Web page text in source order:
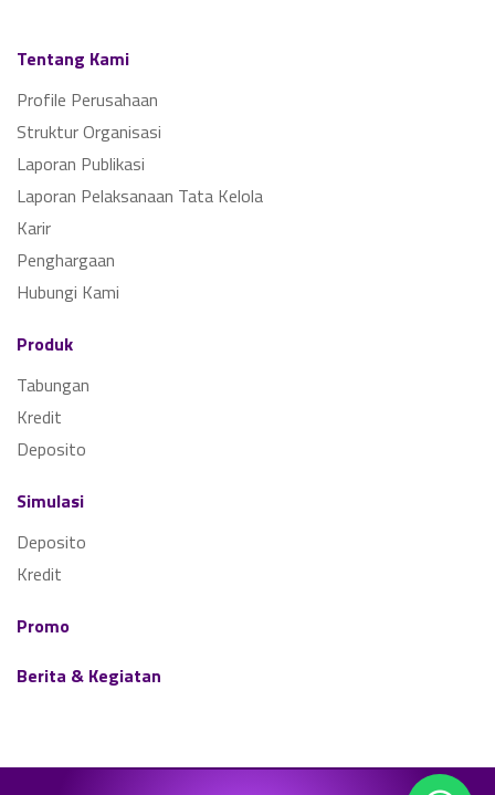
Tentang Kami
Profile Perusahaan
Struktur Organisasi
Laporan Publikasi
Laporan Pelaksanaan Tata Kelola
Karir
Penghargaan
Hubungi Kami
Produk
Tabungan
Kredit
Deposito
Simulasi
Deposito
Kredit
Promo
Berita & Kegiatan